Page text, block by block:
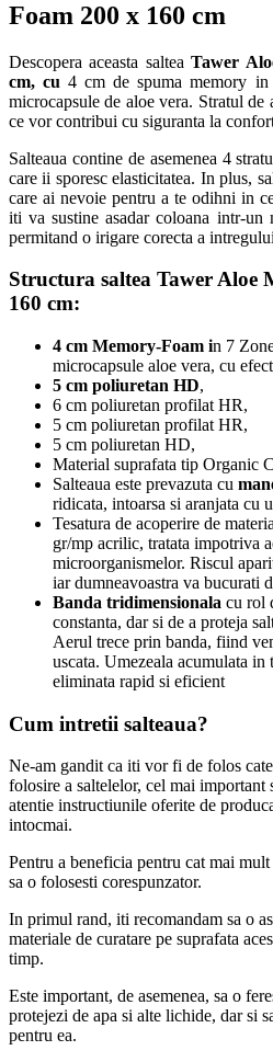
Foam 200 x 160 cm
Descopera aceasta salteaTawer
cm, cu4 cm de spuma memory
microcapsule de aloe vera. Stratul de
ce vor contribui cu siguranta la
Salteaua contine de asemenea 4
care ii sporesc elasticitatea. In plus,
care ai nevoie pentru a te odihni in
iti va sustine asadar coloana intr-un
permitand o irigare corecta a
Structura saltea Tawer Aloe
160 cm:
4 cm Memory-Foam in 7
microcapsule aloe vera, cu
5 cm poliuretan HD,
6 cm poliuretan profilat HR,
5 cm poliuretan profilat HR,
5 cm poliuretan HD,
Material suprafata tip Organic
Salteaua este prevazuta cu
ridicata, intoarsa si aranjata cu
Tesatura de acoperire de
gr/mp acrilic, tratata impotriva
microorganismelor. Riscul
iar dumneavoastra va bucurati
Banda tridimensionala cu rol
constanta, dar si de a proteja
Aerul trece prin banda, fiind
uscata. Umezeala acumulata
eliminata rapid si eficient
Cum intretii salteaua?
Ne-am gandit ca iti vor fi de folos
folosire a saltelelor, cel mai
atentie instructiunile oferite de
intocmai.
Pentru a beneficia pentru cat mai
sa o folosesti corespunzator.
In primul rand, iti recomandam sa o
materiale de curatare pe suprafata
timp.
Este important, de asemenea, sa o
protejezi de apa si alte lichide, dar si
pentru ea.